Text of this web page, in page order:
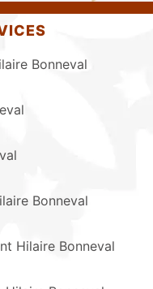
Bonneval
Bonneval
Hilaire Bonneval